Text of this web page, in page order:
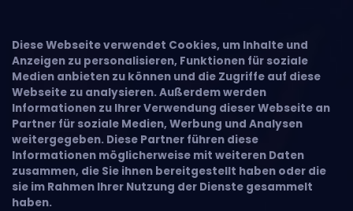
Diese Webseite verwendet Cookies, um Inhalte und
Anzeigen zu personalisieren, Funktionen für soziale
Medien anbieten zu können und die Zugriffe auf diese
Webseite zu analysieren. Außerdem werden
Informationen zu Ihrer Verwendung dieser Webseite an
Partner für soziale Medien, Werbung und Analysen
weitergegeben. Diese Partner führen diese
Informationen möglicherweise mit weiteren Daten
zusammen, die Sie ihnen bereitgestellt haben oder die
sie im Rahmen Ihrer Nutzung der Dienste gesammelt
haben.